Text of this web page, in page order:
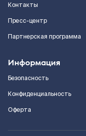
Контакты
Пресс-центр
Партнерская программа
Информация
Безопасность
Конфиденциальность
Оферта